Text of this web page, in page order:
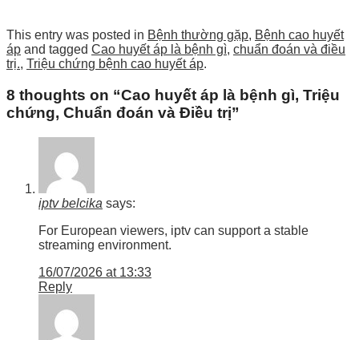
This entry was posted in Bệnh thường gặp, Bệnh cao huyết
áp and tagged Cao huyết áp là bệnh gì, chuẩn đoán và điều
trị., Triệu chứng bệnh cao huyết áp.
8 thoughts on “Cao huyết áp là bệnh gì, Triệu
chứng, Chuẩn đoán và Điều trị”
iptv belcika says:
For European viewers, iptv can support a stable
streaming environment.
16/07/2026 at 13:33
Reply